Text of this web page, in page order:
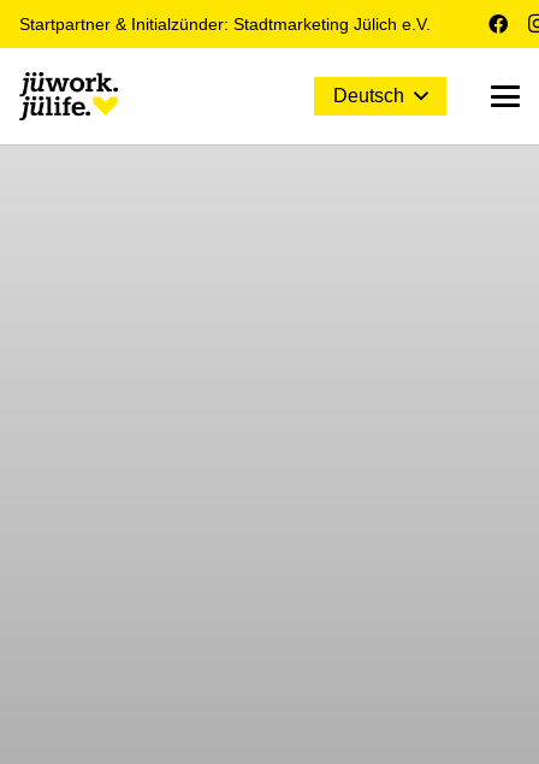
Startpartner & Initialzünder: Stadtmarketing Jülich e.V.
Deutsch